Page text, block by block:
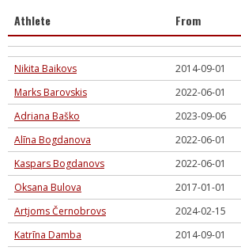
Athlete From
Nikita Baikovs
2014-09-01
Marks Barovskis
2022-06-01
Adriana Baško
2023-09-06
Alīna Bogdanova
2022-06-01
Kaspars Bogdanovs
2022-06-01
Oksana Bulova
2017-01-01
Artjoms Černobrovs
2024-02-15
Katrīna Damba
2014-09-01